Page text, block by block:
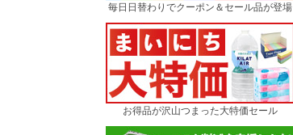
毎日日替わりでクーポン＆セール品が登場
お得品が沢山つまった大特価セール